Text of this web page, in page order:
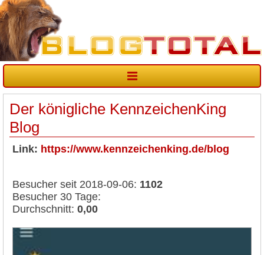
Der königliche KennzeichenKing
Blog
Link: https://www.kennzeichenking.de/blog
Besucher seit 2018-09-06: 1102
Besucher 30 Tage:
Durchschnitt: 0,00